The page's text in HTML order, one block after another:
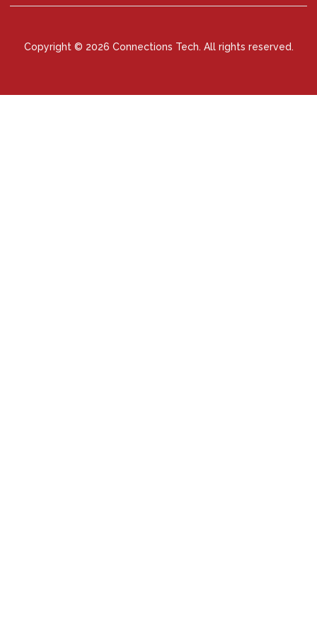
Copyright © 2026 Connections Tech. All rights reserved.